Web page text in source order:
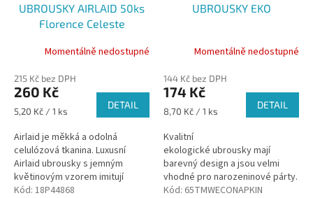
UBROUSKY AIRLAID 50ks
Florence Celeste
Momentálně nedostupné
215 Kč bez DPH
260 Kč
Měrná
5,20 Kč / 1 ks
DETAIL
Airlaid je měkká a odolná
celulózová tkanina. Luxusní
Airlaid ubrousky s jemným
květinovým vzorem imitují
klasický plátěný ubrousek.
Kód: 18P44868
UBROUSKY EKO
Momentálně nedostupné
144 Kč bez DPH
174 Kč
Měrná
8,70 Kč / 1 ks
DETAIL
Kvalitní
ekologické ubrousky mají
barevný design a jsou velmi
vhodné pro narozeninové párty.
Kód: 65TMWECONAPKIN